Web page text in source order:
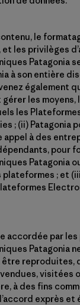
le
les privilèges
Patagonia
à son entière
également
les moyens,
les
; (ii) Patagonia
à des
pour
Patagonia
; et
accordée par
Patagonia
reproduites,
visitées
à des fins
exprès